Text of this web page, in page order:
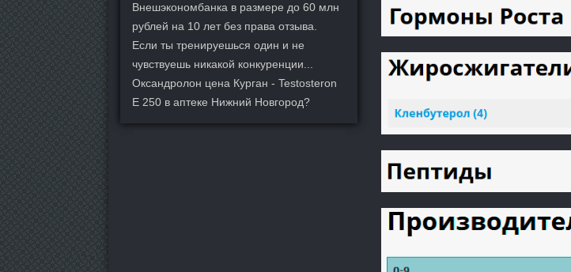
Внешэкономбанка в размере до 60 млн
рублей на 10 лет без права отзыва.
Если ты тренируешься один и не
чувствуешь никакой конкуренции...
Оксандролон цена Курган - Testosteron
E 250 в аптеке Нижний Новгород?